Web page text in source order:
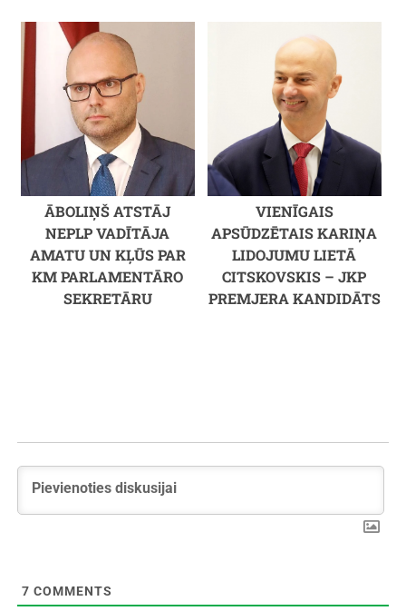
ĀBOLIŅŠ ATSTĀJ
NEPLP VADĪTĀJA
AMATU UN KĻŪS PAR
KM PARLAMENTĀRO
SEKRETĀRU
VIENĪGAIS
APSŪDZĒTAIS KARIŅA
LIDOJUMU LIETĀ
CITSKOVSKIS – JKP
PREMJERA KANDIDĀTS
7 COMMENTS